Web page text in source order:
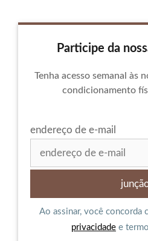
Participe da
Tenha acesso semanal às
condicionamento
endereço de e-mail
Ao assinar, você concorda
privacidade e